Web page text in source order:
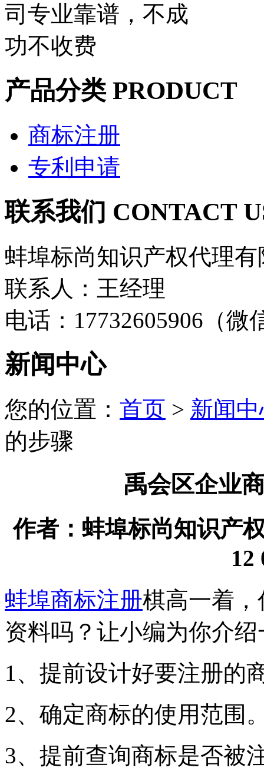
产品分类 PRODUCT
商标注册
专利申请
联系我们 CONTACT
蚌埠标尚知识产权代理有
联系人：王经理
电话：17732605906（微
新闻中心
您的位置： 首页 > 新闻
的步骤
禹会区企业
作者：蚌埠标尚知识产
12
蚌埠商标注册棋高一着
资料吗？让小编为你介绍
1、提前设计好要注册的
2、确定商标的使用范围
3、提前查询商标是否被